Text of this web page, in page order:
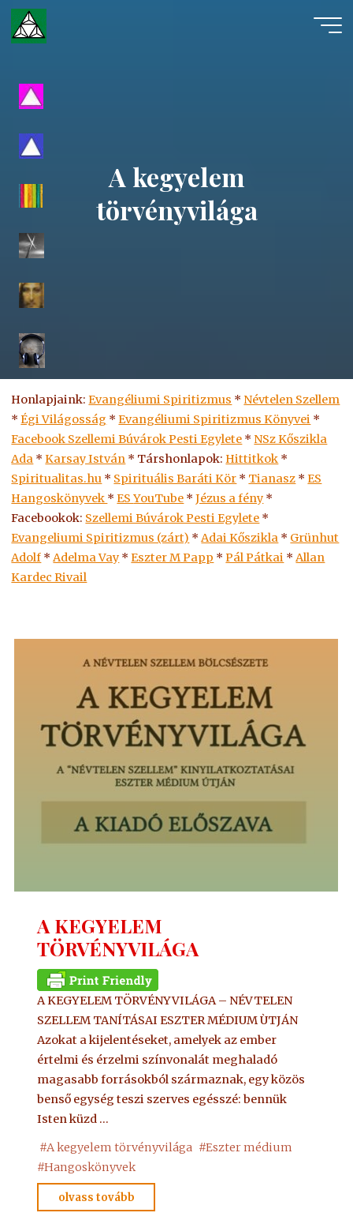
Skip
content
A kegyelem
törvényvilága
Honlapjaink:Evangéliumi Spiritizmus * Névtelen Szellem
*Égi Világosság *Evangéliumi Spiritizmus Könyvei *
Facebook Szellemi Búvárok Pesti Egylete * NSz Kőszikla
Ada *Karsay István * Társhonlapok:Hittitkok *
Spiritualitas.hu * Spirituális Baráti Kör * Tianasz *ES
Hangoskönyvek *ESYouTube *Jézus a fény *
Facebookok: Szellemi Búvárok Pesti Egylete *
Evangeliumi Spiritizmus (zárt) *Adai Kőszikla * Grünhut
Adolf *Adelma Vay *Eszter M Papp *Pál Pátkai *Allan
Kardec Rivail
A KEGYELEM
TÖRVÉNYVILÁGA
A KEGYELEM TÖRVÉNYVILÁGA – NÉVTELEN
SZELLEM TANÍTÁSAI ESZTER MÉDIUM ÙTJÁN
Azokat a kijelentéseket, amelyek az ember
értelmi és érzelmi színvonalát meghaladó
magasabb forrásokból származnak, egy közös
benső egység teszi szerves egésszé: bennük
Isten küzd …
#A kegyelem törvényvilága #Eszter médium
#Hangoskönyvek
olvass tovább
KEGYELEM